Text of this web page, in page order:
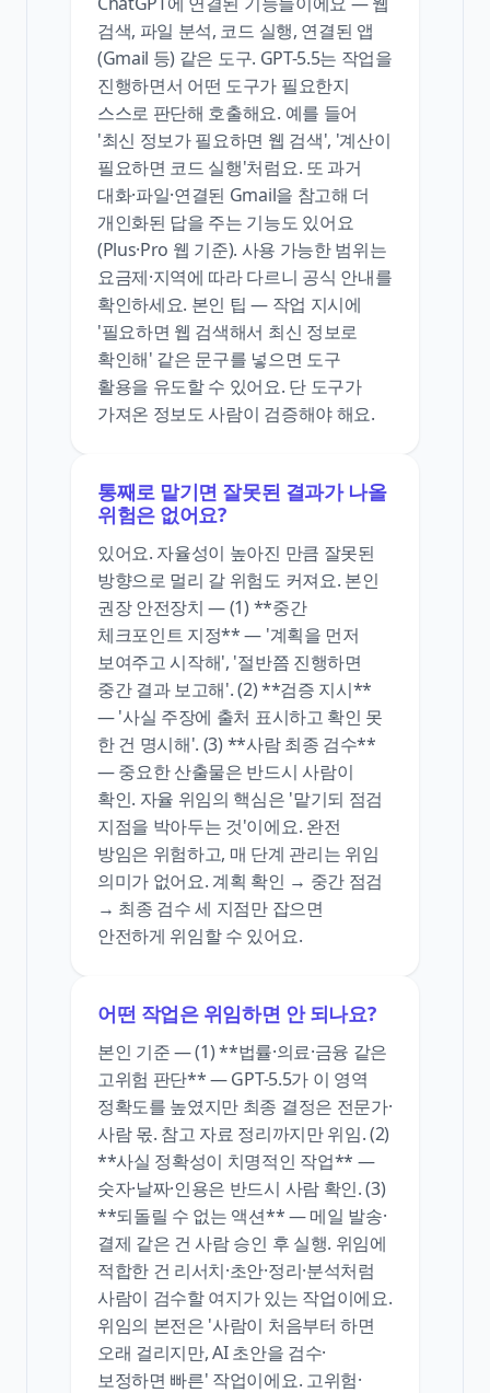
검색, 파일 분석, 코드 실행, 연결된 앱
(Gmail 등) 같은 도구. GPT-5.5는 작업을
진행하면서 어떤 도구가 필요한지
스스로 판단해 호출해요. 예를 들어
'최신 정보가 필요하면 웹 검색', '계산이
필요하면 코드 실행'처럼요. 또 과거
대화·파일·연결된 Gmail을 참고해 더
개인화된 답을 주는 기능도 있어요
(Plus·Pro 웹 기준). 사용 가능한 범위는
요금제·지역에 따라 다르니 공식 안내를
확인하세요. 본인 팁 — 작업 지시에
'필요하면 웹 검색해서 최신 정보로
확인해' 같은 문구를 넣으면 도구
활용을 유도할 수 있어요. 단 도구가
가져온 정보도 사람이 검증해야 해요.
통째로 맡기면 잘못된 결과가 나올
위험은 없어요?
있어요. 자율성이 높아진 만큼 잘못된
방향으로 멀리 갈 위험도 커져요. 본인
권장 안전장치 — (1) **중간
체크포인트 지정** — '계획을 먼저
보여주고 시작해', '절반쯤 진행하면
중간 결과 보고해'. (2) **검증 지시**
— '사실 주장에 출처 표시하고 확인 못
한 건 명시해'. (3) **사람 최종 검수**
— 중요한 산출물은 반드시 사람이
확인. 자율 위임의 핵심은 '맡기되 점검
지점을 박아두는 것'이에요. 완전
방임은 위험하고, 매 단계 관리는 위임
의미가 없어요. 계획 확인 → 중간 점검
→ 최종 검수 세 지점만 잡으면
안전하게 위임할 수 있어요.
어떤 작업은 위임하면 안 되나요?
본인 기준 — (1) **법률·의료·금융 같은
고위험 판단** — GPT-5.5가 이 영역
정확도를 높였지만 최종 결정은 전문가·
사람 몫. 참고 자료 정리까지만 위임. (2)
**사실 정확성이 치명적인 작업** —
숫자·날짜·인용은 반드시 사람 확인. (3)
**되돌릴 수 없는 액션** — 메일 발송·
결제 같은 건 사람 승인 후 실행. 위임에
적합한 건 리서치·초안·정리·분석처럼
사람이 검수할 여지가 있는 작업이에요.
위임의 본전은 '사람이 처음부터 하면
오래 걸리지만, AI 초안을 검수·
보정하면 빠른' 작업이에요. 고위험·